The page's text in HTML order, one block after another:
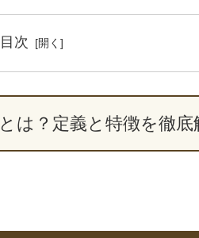
目次
は？定義と特徴を徹底